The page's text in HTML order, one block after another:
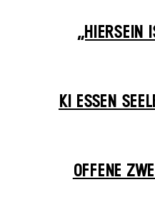
„HIERSEIN
KI ESSEN
OFFENE